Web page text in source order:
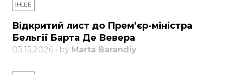
ІНШЕ
Відкритий лист до Прем’єр-міністра
Бельгії Барта Де Вевера
03.15.2026 • by Marta Barandiy